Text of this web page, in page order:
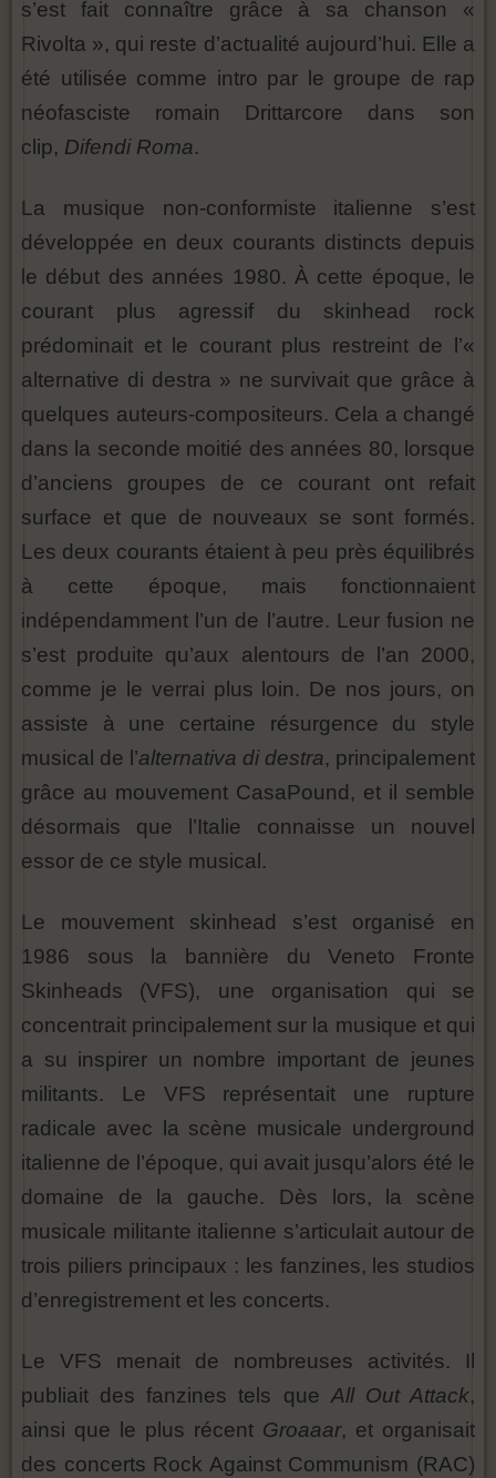
s’est fait connaître grâce à sa chanson «
Rivolta », qui reste d’actualité aujourd’hui. Elle a
été utilisée comme intro par le groupe de rap
néofasciste romain Drittarcore dans son
clip, Difendi Roma.
La musique non-conformiste italienne s’est
développée en deux courants distincts depuis
le début des années 1980. À cette époque, le
courant plus agressif du skinhead rock
prédominait et le courant plus restreint de l’«
alternative di destra » ne survivait que grâce à
quelques auteurs-compositeurs. Cela a changé
dans la seconde moitié des années 80, lorsque
d’anciens groupes de ce courant ont refait
surface et que de nouveaux se sont formés.
Les deux courants étaient à peu près équilibrés
à cette époque, mais fonctionnaient
indépendamment l’un de l’autre. Leur fusion ne
s’est produite qu’aux alentours de l’an 2000,
comme je le verrai plus loin. De nos jours, on
assiste à une certaine résurgence du style
musical de l’alternativa di destra, principalement
grâce au mouvement CasaPound, et il semble
désormais que l’Italie connaisse un nouvel
essor de ce style musical.
Le mouvement skinhead s’est organisé en
1986 sous la bannière du Veneto Fronte
Skinheads (VFS), une organisation qui se
concentrait principalement sur la musique et qui
a su inspirer un nombre important de jeunes
militants. Le VFS représentait une rupture
radicale avec la scène musicale underground
italienne de l’époque, qui avait jusqu’alors été le
domaine de la gauche. Dès lors, la scène
musicale militante italienne s’articulait autour de
trois piliers principaux : les fanzines, les studios
d’enregistrement et les concerts.
Le VFS menait de nombreuses activités. Il
publiait des fanzines tels queAll Out Attack,
ainsi que le plus récent Groaaar, et organisait
des concerts Rock Against Communism (RAC)